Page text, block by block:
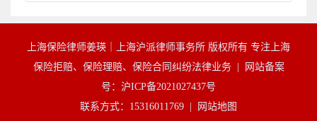
上海保险律师姜瑛｜上海沪派律师事务所 版权所有 专注上海
保险拒赔、保险理赔、保险合同纠纷法律业务 |
网站备案
号：沪ICP备2021027437号
联系方式：15316011769 |
网站地图